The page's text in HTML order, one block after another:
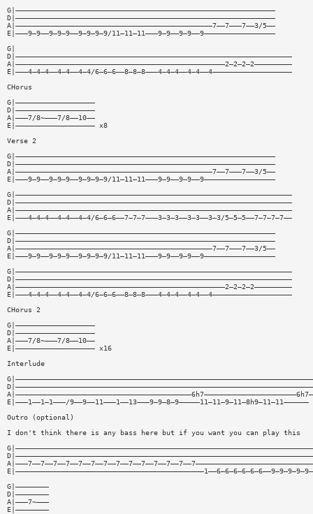
G|——————————————————————————————————————————————————————————————
D|——————————————————————————————————————————————————————————————
A|———————————————————————————————————————————————7——7———7——3/5——
E|———9—9——9—9—9——9—9—9—9/11—11—11———9—9——9—9——9—————————————————
G|
D|——————————————————————————————————————————————————————————————————
A|——————————————————————————————————————————————————2—2—2—2—————————
E|———4—4—4——4—4——4—4/6—6—6——8—8—8———4—4—4——4—4——4———————————————————
CHorus
G|———————————————————
D|———————————————————
A|———7/8~———7/8——10——
E|——————————————————— x8
Verse 2
G|——————————————————————————————————————————————————————————————
D|——————————————————————————————————————————————————————————————
A|———————————————————————————————————————————————7——7———7——3/5——
E|———9—9——9—9—9——9—9—9—9/11—11—11———9—9——9—9——9—————————————————
G|——————————————————————————————————————————————————————————————————
D|——————————————————————————————————————————————————————————————————
A|——————————————————————————————————————————————————————————————————
E|———4—4—4——4—4——4—4/6—6—6——7—7—7———3—3—3——3—3——3—3/5—5—5——7—7—7—7——
G|——————————————————————————————————————————————————————————————
D|——————————————————————————————————————————————————————————————
A|———————————————————————————————————————————————7——7———7——3/5——
E|———9—9——9—9—9——9—9—9—9/11—11—11———9—9——9—9——9—————————————————
G|——————————————————————————————————————————————————————————————————
D|——————————————————————————————————————————————————————————————————
A|——————————————————————————————————————————————————2—2—2—2—————————
E|———4—4—4——4—4——4—4/6—6—6——8—8—8———4—4—4——4—4——4———————————————————
CHorus 2
G|———————————————————
D|———————————————————
A|———7/8~———7/8——10——
E|——————————————————— x16
Interlude
E|———1——1—1———/9——9——11———1——13———9—9—8—9—————11—11—9—11—8h9—11—11——————
Outro (optional)
I don't think there is any bass here but if you want you can play this
G|————————
D|————————
A|———7~———
E|————————